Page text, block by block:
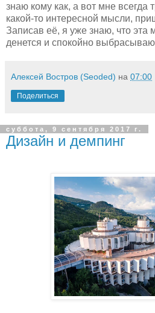
знаю кому как, а вот мне всегда
какой-то интересной мысли,
Записав её, я уже знаю, что эта
денется и спокойно
Алексей Востров (Seoded) на 07:00
Поделиться
суббота, 9 сентября 2017 г.
Дизайн и демпинг